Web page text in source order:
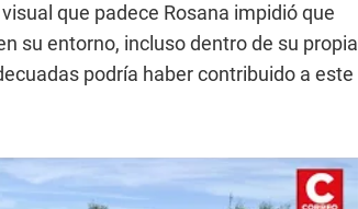
que padece Rosana impidió que
su entorno, incluso dentro de su propia
podría haber contribuido a este